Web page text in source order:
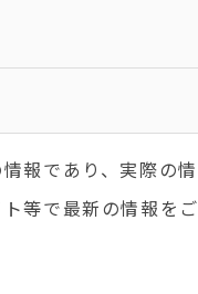
報であり、実際の情
等で最新の情報をご